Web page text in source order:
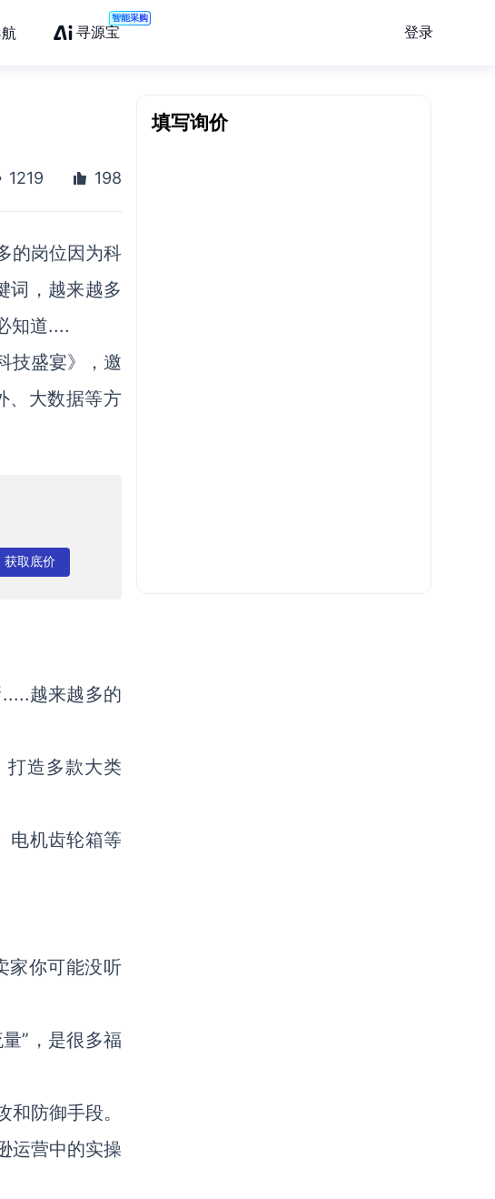
寻源宝
智能采购
登录
1219 198
的岗位因为科
词，越来越多
知道....
技盛宴》，邀
、大数据等方
获取底价
越来越多的
打造多款大类
电机齿轮箱等
家你可能没听
”，是很多福
防御手段。
运营中的实操
填写询价